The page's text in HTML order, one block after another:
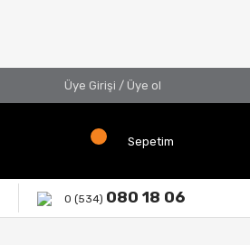
Üye Girişi / Üye ol
Sepetim
0 (534) 080 18 06